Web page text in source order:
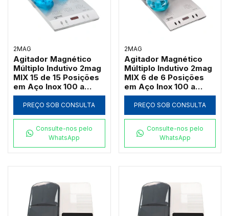
2MAG
Agitador Magnético
Múltiplo Indutivo 2mag
MIX 15 de 15 Posições
em Aço Inox 100 a
2000 RPM (Até
3000ml por Ponto)
PREÇO SOB CONSULTA
Consulte-nos pelo
WhatsApp
2MAG
Agitador Magnético
Múltiplo Indutivo 2mag
MIX 6 de 6 Posições
em Aço Inox 100 a
2000 RPM (Até
3000ml por Ponto)
PREÇO SOB CONSULTA
Consulte-nos pelo
WhatsApp